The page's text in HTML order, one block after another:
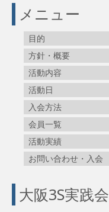
メニュー
目的
方針・概要
活動内容
活動日
入会方法
会員一覧
活動実績
お問い合わせ・入会
大阪3S実践会